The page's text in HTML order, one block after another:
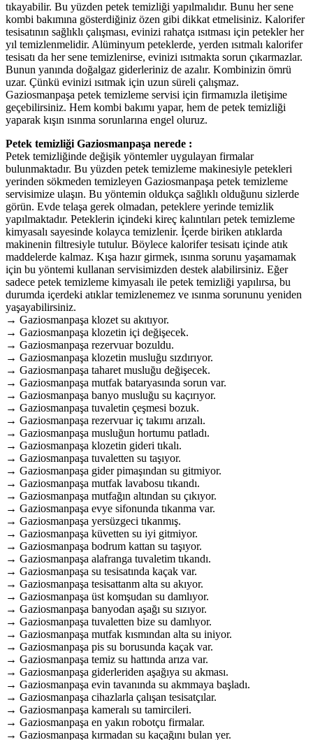
tıkayabilir. Bu yüzden petek temizliği yapılmalıdır. Bunu her sene
kombi bakımına gösterdiğiniz özen gibi dikkat etmelisiniz. Kalorifer
tesisatının sağlıklı çalışması, evinizi rahatça ısıtması için petekler her
yıl temizlenmelidir. Alüminyum peteklerde, yerden ısıtmalı kalorifer
tesisatı da her sene temizlenirse, evinizi ısıtmakta sorun çıkarmazlar.
Bunun yanında doğalgaz giderleriniz de azalır. Kombinizin ömrü
uzar. Çünkü evinizi ısıtmak için uzun süreli çalışmaz.
Gaziosmanpaşa petek temizleme servisi için firmamızla iletişime
geçebilirsiniz. Hem kombi bakımı yapar, hem de petek temizliği
yaparak kışın ısınma sorunlarına engel oluruz.
Petek temizliği Gaziosmanpaşa nerede :
Petek temizliğinde değişik yöntemler uygulayan firmalar
bulunmaktadır. Bu yüzden petek temizleme makinesiyle petekleri
yerinden sökmeden temizleyen Gaziosmanpaşa petek temizleme
servisimize ulaşın. Bu yöntemin oldukça sağlıklı olduğunu sizlerde
görün. Evde telaşa gerek olmadan, peteklere yerinde temizlik
yapılmaktadır. Peteklerin içindeki kireç kalıntıları petek temizleme
kimyasalı sayesinde kolayca temizlenir. İçerde biriken atıklarda
makinenin filtresiyle tutulur. Böylece kalorifer tesisatı içinde atık
maddelerde kalmaz. Kışa hazır girmek, ısınma sorunu yaşamamak
için bu yöntemi kullanan servisimizden destek alabilirsiniz. Eğer
sadece petek temizleme kimyasalı ile petek temizliği yapılırsa, bu
durumda içerdeki atıklar temizlenemez ve ısınma sorununu yeniden
yaşayabilirsiniz.
→ Gaziosmanpaşa klozet su akıtıyor.
→ Gaziosmanpaşa klozetin içi değişecek.
→ Gaziosmanpaşa rezervuar bozuldu.
→ Gaziosmanpaşa klozetin musluğu sızdırıyor.
→ Gaziosmanpaşa taharet musluğu değişecek.
→ Gaziosmanpaşa mutfak bataryasında sorun var.
→ Gaziosmanpaşa banyo musluğu su kaçırıyor.
→ Gaziosmanpaşa tuvaletin çeşmesi bozuk.
→ Gaziosmanpaşa rezervuar iç takımı arızalı.
→ Gaziosmanpaşa musluğun hortumu patladı.
→ Gaziosmanpaşa klozetin gideri tıkalı.
→ Gaziosmanpaşa tuvaletten su taşıyor.
→ Gaziosmanpaşa gider pimaşından su gitmiyor.
→ Gaziosmanpaşa mutfak lavabosu tıkandı.
→ Gaziosmanpaşa mutfağın altından su çıkıyor.
→ Gaziosmanpaşa evye sifonunda tıkanma var.
→ Gaziosmanpaşa yersüzgeci tıkanmış.
→ Gaziosmanpaşa küvetten su iyi gitmiyor.
→ Gaziosmanpaşa bodrum kattan su taşıyor.
→ Gaziosmanpaşa alafranga tuvaletim tıkandı.
→ Gaziosmanpaşa su tesisatında kaçak var.
→ Gaziosmanpaşa tesisattanm alta su akıyor.
→ Gaziosmanpaşa üst komşudan su damlıyor.
→ Gaziosmanpaşa banyodan aşağı su sızıyor.
→ Gaziosmanpaşa tuvaletten bize su damlıyor.
→ Gaziosmanpaşa mutfak kısmından alta su iniyor.
→ Gaziosmanpaşa pis su borusunda kaçak var.
→ Gaziosmanpaşa temiz su hattında arıza var.
→ Gaziosmanpaşa giderleriden aşağıya su akması.
→ Gaziosmanpaşa evin tavanında su akmmaya başladı.
→ Gaziosmanpaşa cihazlarla çalışan tesisatçılar.
→ Gaziosmanpaşa kameralı su tamircileri.
→ Gaziosmanpaşa en yakın robotçu firmalar.
→ Gaziosmanpaşa kırmadan su kaçağını bulan yer.